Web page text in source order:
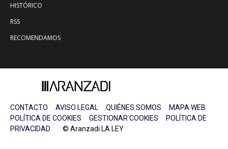
HISTÓRICO
RSS
RECOMENDAMOS
CONTACTO AVISO LEGAL QUIÉNES SOMOS
MAPA WEB
POLÍTICA DE COOKIES
GESTIONAR COOKIES
POLÍTICA DE
PRIVACIDAD © Aranzadi LA LEY